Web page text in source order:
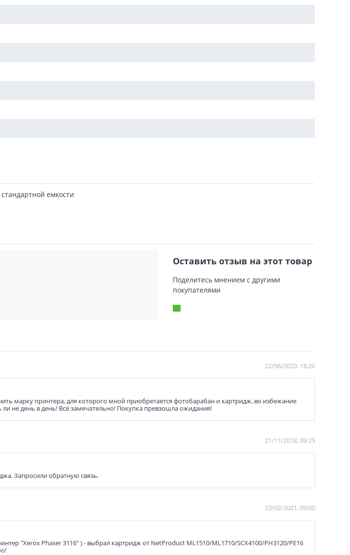
емкости
Оставить отзыв на этот товар
Поделитесь мнением с другими
покупателями
22/06/2020, 18:20
марку принтера, для которого мной приобретается фотобарабан и картридж, во избежание
не день в день! Всё замечательно! Покупка превзошла ожидания!
21/11/2018, 09:25
Запросили обратную связь.
23/02/2021, 09:00
"Xerox Phaser 3116" ) - выбрал картридж от NetProduct ML1510/ML1710/SCX4100/PH3120/PE16